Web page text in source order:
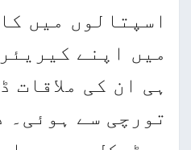
اسپتالوں میں
میں اپنے
ہی ان کی ملاقات
تورچی سے ہوئی۔